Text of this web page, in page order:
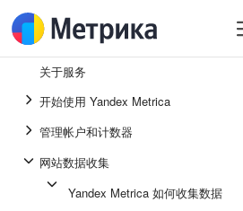
关于服务
开始使用 Yandex Metrica
管理帐户和计数器
网站数据收集
Yandex Metrica 如何收集数据